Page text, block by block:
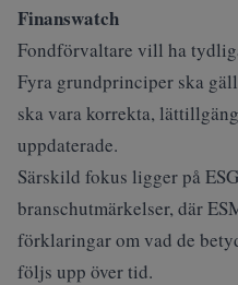
Finanswatch
Fondförvaltare vill ha
Fyra grundprinciper ska
ska vara korrekta,
uppdaterade.
Särskild fokus ligger på
branschutmärkelser, där
förklaringar om vad de
följs upp över tid.